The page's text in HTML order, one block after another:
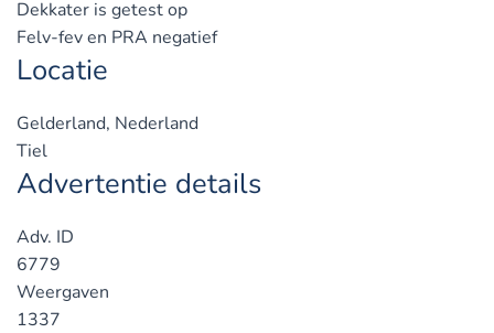
Dekkater is getest op
Felv-fev en PRA negatief
Locatie
Gelderland, Nederland
Tiel
Advertentie details
Adv. ID
6779
Weergaven
1337